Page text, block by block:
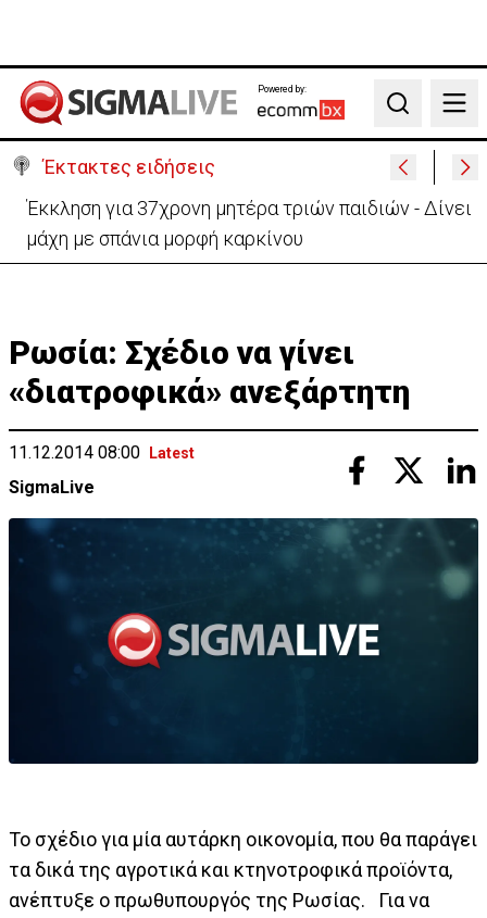
Powered by:
Search
Έκτακτες ειδήσεις
Γερμανία: Συγκρούστηκαν δύο τραμ - Τουλάχιστον
25 τραυματίες, οι 7 σοβαρά
Ρωσία: Σχέδιο να γίνει
«διατροφικά» ανεξάρτητη
11.12.2014 08:00 Latest
SigmaLive
Το σχέδιο για μία αυτάρκη οικονομία, που θα παράγει
τα δικά της αγροτικά και κτηνοτροφικά προϊόντα,
ανέπτυξε ο πρωθυπουργός της Ρωσίας. Για να